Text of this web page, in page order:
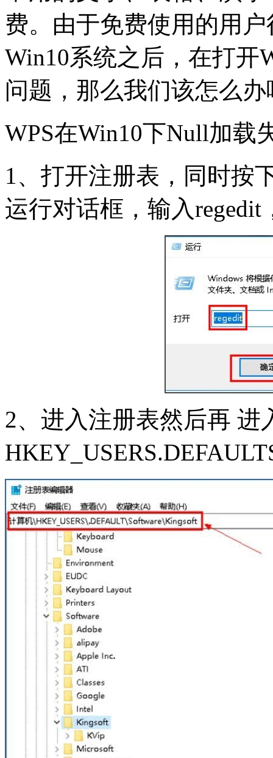
费。由于免费使用的用
Win10系统之后，在打开
问题，那么我们该怎么办
WPS在Win10下Null加载
1、打开注册表，同时按
运行对话框，输入
2、进入注册表然后再 进